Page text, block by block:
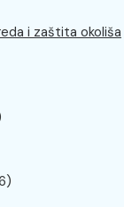
i zaštita okoliša